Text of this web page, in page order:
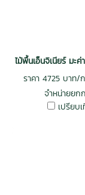
ไม้พื้นเอ็นจิเนียร์ มะ
ราคา 4725 บาท/
จำหน่ายยก
เปรียบ